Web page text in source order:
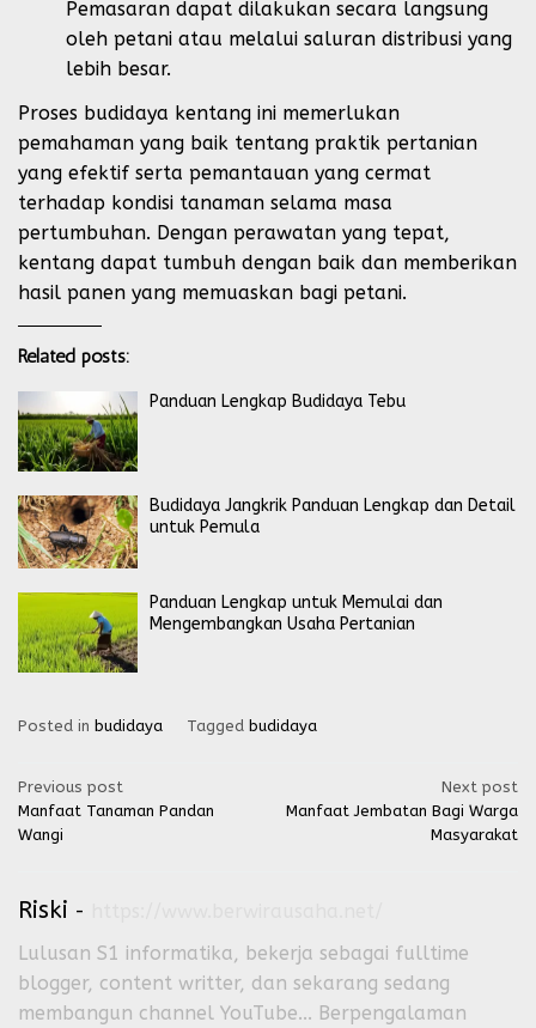
Pemasaran dapat dilakukan secara langsung
oleh petani atau melalui saluran distribusi yang
lebih besar.
Proses budidaya kentang ini memerlukan
pemahaman yang baik tentang praktik pertanian
yang efektif serta pemantauan yang cermat
terhadap kondisi tanaman selama masa
pertumbuhan. Dengan perawatan yang tepat,
kentang dapat tumbuh dengan baik dan memberikan
hasil panen yang memuaskan bagi petani.
Related posts:
Panduan Lengkap Budidaya Tebu
Budidaya Jangkrik Panduan Lengkap dan Detail
untuk Pemula
Panduan Lengkap untuk Memulai dan
Mengembangkan Usaha Pertanian
Posted in budidaya Tagged budidaya
Post
navigation
Previous post
Manfaat Tanaman Pandan
Wangi
Next post
Manfaat Jembatan Bagi Warga
Masyarakat
Riski -
Lulusan S1 informatika, bekerja sebagai fulltime
blogger, content writter, dan sekarang sedang
membangun channel YouTube... Berpengalaman